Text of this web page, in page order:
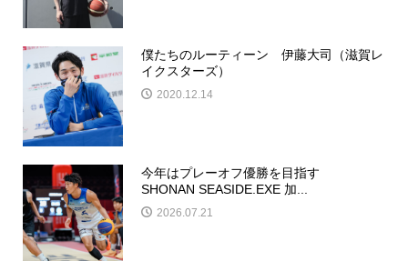
僕たちのルーティーン 伊藤大司（滋賀レ
イクスターズ）
2020.12.14
今年はプレーオフ優勝を目指す
SHONAN SEASIDE.EXE 加...
2026.07.21